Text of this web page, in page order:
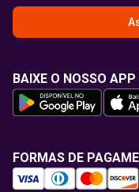
BAIXE O NOSSO APP
FORMAS DE